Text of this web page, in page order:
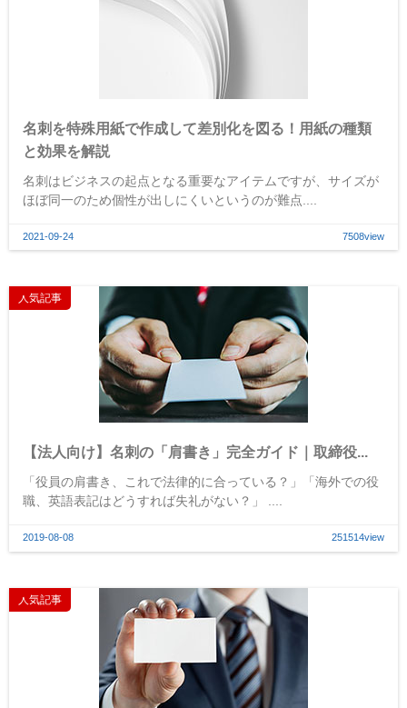
名刺を特殊用紙で作成して差別化を図る！用紙の種類
と効果を解説
名刺はビジネスの起点となる重要なアイテムですが、サイズが
ほぼ同一のため個性が出しにくいというのが難点....
2021-09-24 7508view
人気記事
【法人向け】名刺の「肩書き」完全ガイド｜取締役...
「役員の肩書き、これで法律的に合っている？」「海外での役
職、英語表記はどうすれば失礼がない？」 ....
2019-08-08 251514view
人気記事